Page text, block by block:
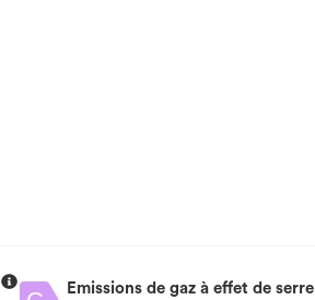
Emissions de gaz à effet de serre